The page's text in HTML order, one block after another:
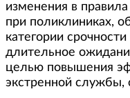
изменения в
при поликлиниках,
категории
длительное
целью повышения
экстренной службы,